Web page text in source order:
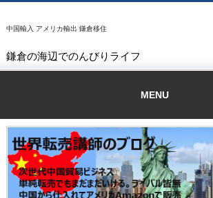
中国輸入 アメリカ輸出 鎌倉移住
鎌倉の海辺でのんびりライフ
MENU